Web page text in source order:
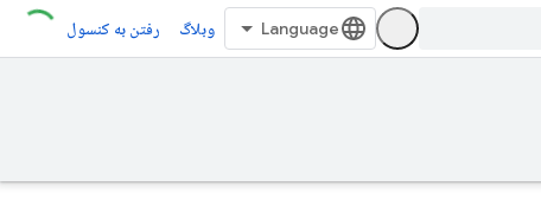
وبلاگ رفتن به کنسول